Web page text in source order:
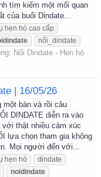
tìm kiếm một mối quan
của buổi Dindate...
hẹn hò cao cấp
nối_dindate
Nối Dindate - Hẹn hò
| 16/05/26
một bàn và rồi câu
DINDATE diễn ra vào
thật nhiều cảm xúc
lựa chọn tham gia không
Mọi người đến với...
hẹn hò
dindate
noidindate